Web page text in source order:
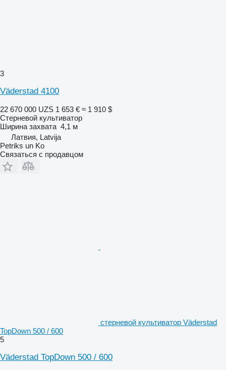
3
Väderstad 4100
22 670 000 UZS 1 653 € ≈ 1 910 $
Стерневой культиватор
Ширина захвата 4,1 м
Латвия, Latvija
Petriks un Ko
Связаться с продавцом
стерневой культиватор Väderstad
TopDown 500 / 600
5
Väderstad TopDown 500 / 600